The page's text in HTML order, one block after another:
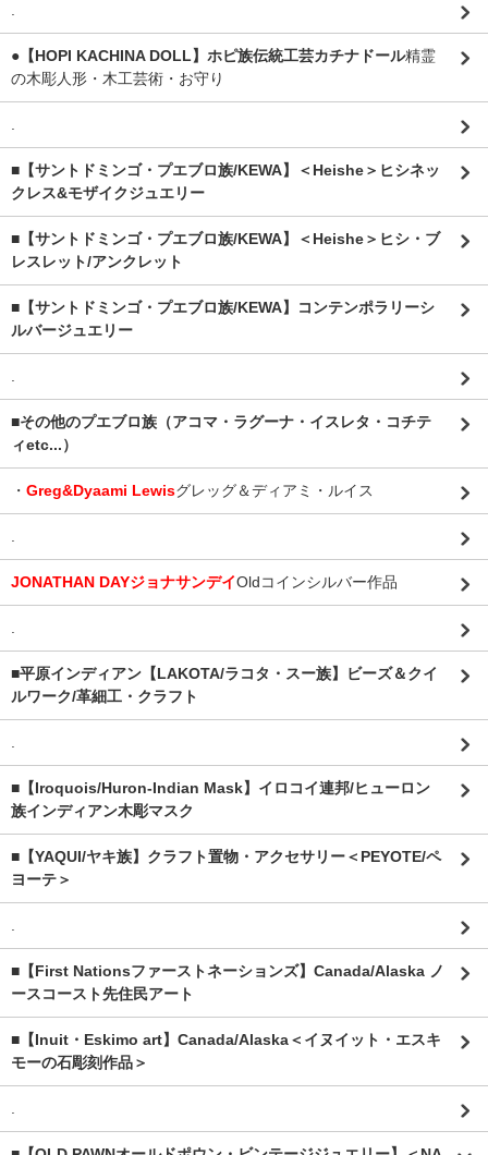
.
●【HOPI KACHINA DOLL】ホピ族伝統工芸カチナドール精霊
の木彫人形・木工芸術・お守り
.
■【サントドミンゴ・プエブロ族/KEWA】＜Heishe＞ヒシネッ
クレス&モザイクジュエリー
■【サントドミンゴ・プエブロ族/KEWA】＜Heishe＞ヒシ・ブ
レスレット/アンクレット
■【サントドミンゴ・プエブロ族/KEWA】コンテンポラリーシ
ルバージュエリー
.
■その他のプエブロ族（アコマ・ラグーナ・イスレタ・コチテ
ィetc...）
・ Greg&Dyaami Lewisグレッグ＆ディアミ・ルイス
.
JONATHAN DAYジョナサンデイOldコインシルバー作品
.
■平原インディアン【LAKOTA/ラコタ・スー族】ビーズ＆クイ
ルワーク/革細工・クラフト
.
■【Iroquois/Huron-Indian Mask】イロコイ連邦/ヒューロン
族インディアン木彫マスク
■【YAQUI/ヤキ族】クラフト置物・アクセサリー＜PEYOTE/ペ
ヨーテ＞
.
■【First Nationsファーストネーションズ】Canada/Alaska ノ
ースコースト先住民アート
■【Inuit・Eskimo art】Canada/Alaska＜イヌイット・エスキ
モーの石彫刻作品＞
.